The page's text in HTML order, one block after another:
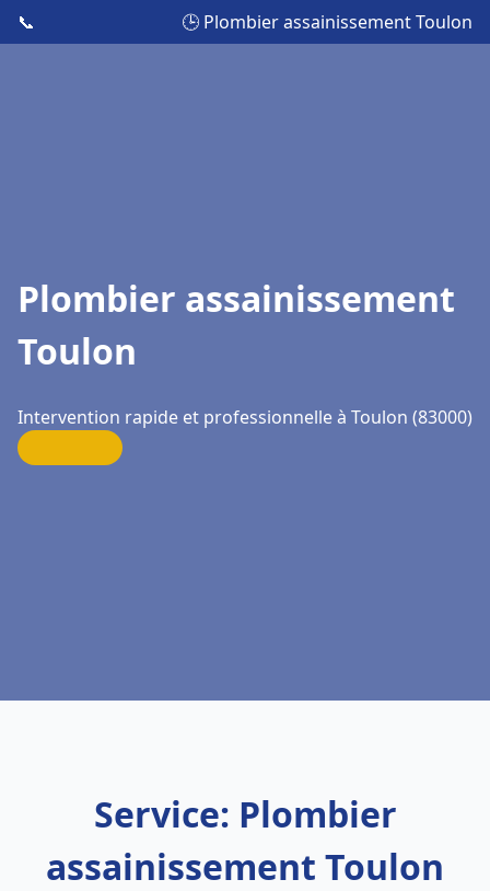
📞 🕒 Plombier assainissement Toulon
Plombier assainissement
Toulon
Intervention rapide et professionnelle à Toulon (83000)
Service: Plombier
assainissement Toulon